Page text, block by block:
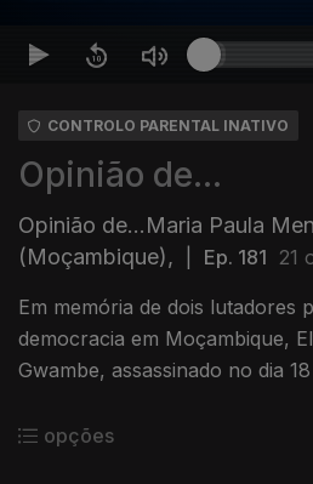
CONTROLO PARENTAL INATIVO
Opinião de...
Opinião de...Maria Paula
(Moçambique),
Ep. 181 21
Em memória de dois lutadores
democracia em Moçambique,
Gwambe, assassinado no dia
opções